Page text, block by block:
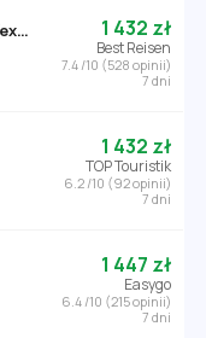
Empire Hotel Aqua Park (ex. Triton Empire Hotel Hurghada)
1 432 zł
Best Reisen
7.4 /10 (528 opinii)
7 dni
1 432 zł
TOP Touristik
6.2 /10 (92 opinii)
7 dni
1 447 zł
Easygo
6.4 /10 (215 opinii)
7 dni